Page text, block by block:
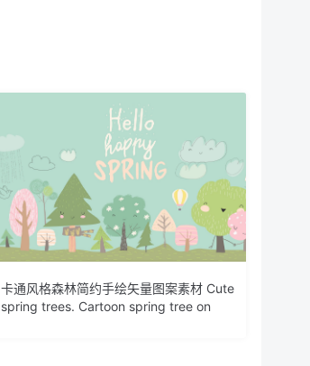
卡通风格森林简约手绘矢量图案素材 Cute
spring trees. Cartoon spring tree on